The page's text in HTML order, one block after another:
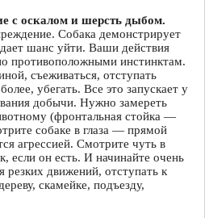
с оскалом и шерсть дыбом.
Собака демонстрирует
шанс уйти. Ваши действия
противоположными инстинктам.
съеживаться, отступать
убегать. Все это запускает у
добычи. Нужно замереть
(фронтальная стойка —
собаке в глаза — прямой
агрессией. Смотрите чуть в
если он есть. И начинайте очень
резких движений, отступать к
скамейке, подъезду,